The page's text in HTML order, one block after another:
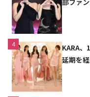
4
KARA、
延期を